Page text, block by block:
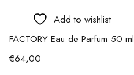
Add to wishlist
FACTORY Eau de Parfum 50 ml
€64,00